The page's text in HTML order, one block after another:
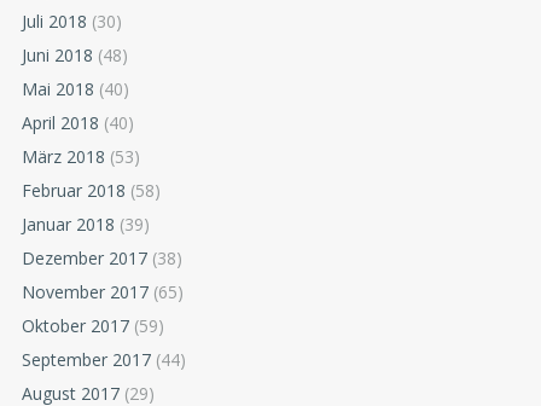
Juli 2018 (30)
Juni 2018 (48)
Mai 2018 (40)
April 2018 (40)
März 2018 (53)
Februar 2018 (58)
Januar 2018 (39)
Dezember 2017 (38)
November 2017 (65)
Oktober 2017 (59)
September 2017 (44)
August 2017 (29)